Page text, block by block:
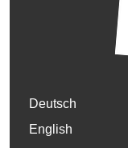
Deutsch
English